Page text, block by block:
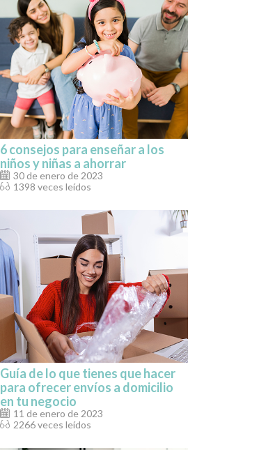
6 consejos para enseñar a los
niños y niñas a ahorrar
30 de enero de 2023
1398 veces leídos
Guía de lo que tienes que hacer
para ofrecer envíos a domicilio
en tu negocio
11 de enero de 2023
2266 veces leídos